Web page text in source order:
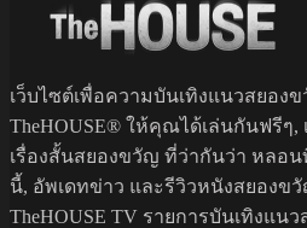
เว็บไซต์เพื่อความบันเทิงแนวสยอง
TheHOUSE® ให้คุณได้เล่นกันฟรีๆ,
เรื่องสั้นสยองขวัญ ที่ว่ากันว่า หลอ
นี้, อัพเดทข่าว และรีวิวหนังสยองข
TheHOUSE TV รายการบันเทิงแน